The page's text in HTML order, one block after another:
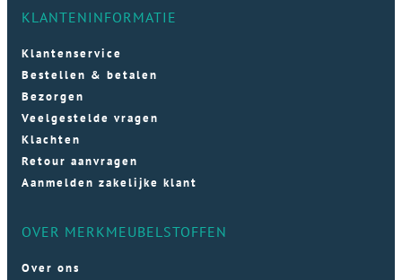
KLANTENINFORMATIE
Klantenservice
Bestellen & betalen
Bezorgen
Veelgestelde vragen
Klachten
Retour aanvragen
Aanmelden zakelijke klant
OVER MERKMEUBELSTOFFEN
Over ons